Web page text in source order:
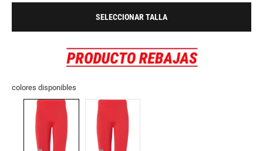
SELECCIONAR TALLA
colores disponibles